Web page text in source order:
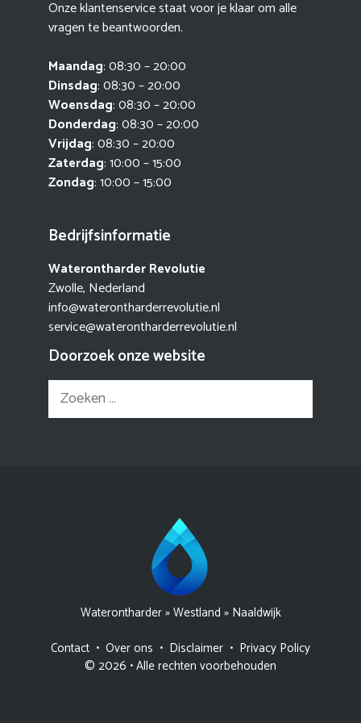
Onze klantenservice staat voor je klaar om alle
vragen te beantwoorden.
Maandag: 08:30 – 20:00
Dinsdag: 08:30 – 20:00
Woensdag: 08:30 – 20:00
Donderdag: 08:30 – 20:00
Vrijdag: 08:30 – 20:00
Zaterdag: 10:00 – 15:00
Zondag: 10:00 – 15:00
Bedrijfsinformatie
Waterontharder Revolutie
Zwolle, Nederland
info@waterontharderrevolutie.nl
service@waterontharderrevolutie.nl
Doorzoek onze website
Zoek
naar:
Waterontharder»Westland » Naaldwijk
Contact • Over ons • Disclaimer • Privacy Policy
© 2026 • Alle rechten voorbehouden